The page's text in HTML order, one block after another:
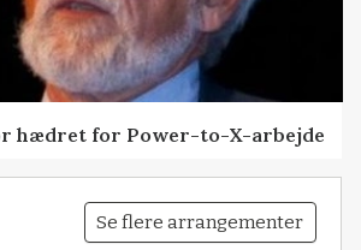
hædret for Power-to-X-arbejde
Se flere arrangementer